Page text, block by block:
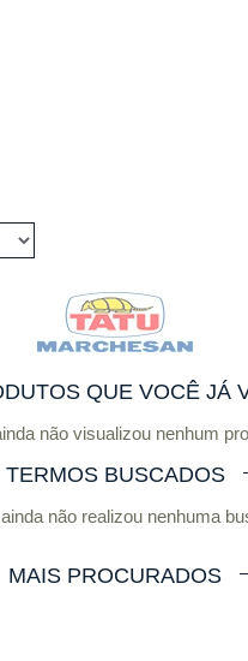
QUE VOCÊ JÁ
não visualizou nenhum
TERMOS BUSCADOS
não realizou nenhuma
MAIS PROCURADOS